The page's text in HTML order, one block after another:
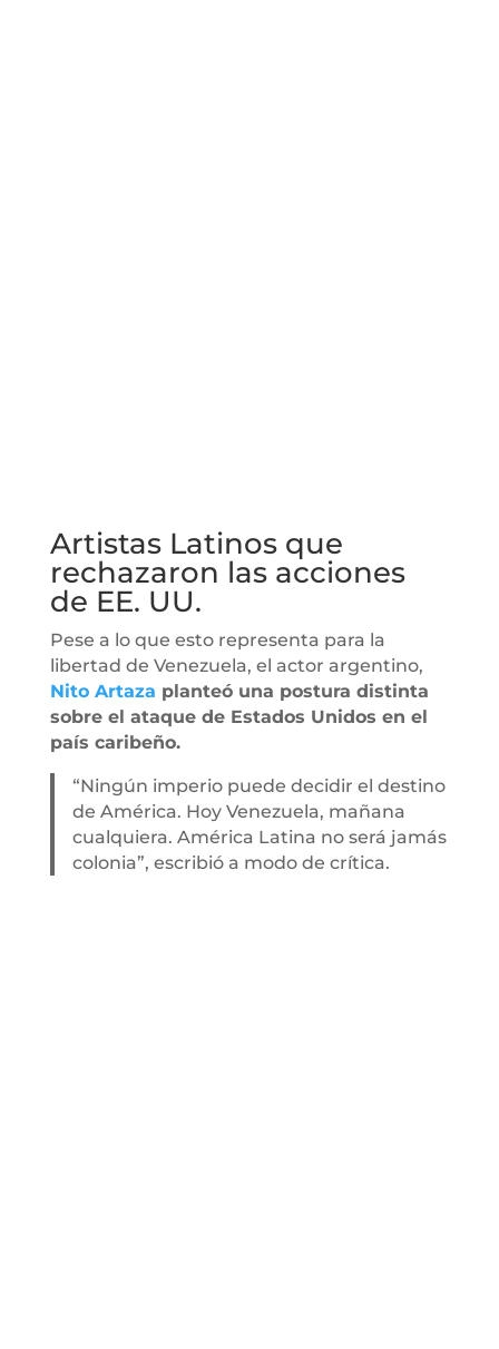
Artistas Latinos que
rechazaron las acciones
de EE. UU.
Pese a lo que esto representa para la
libertad de Venezuela, el actor argentino,
Nito Artaza planteó una postura distinta
sobre el ataque de Estados Unidos en el
país caribeño.
“Ningún imperio puede decidir el destino
de América. Hoy Venezuela, mañana
cualquiera. América Latina no será jamás
colonia”, escribió a modo de crítica.